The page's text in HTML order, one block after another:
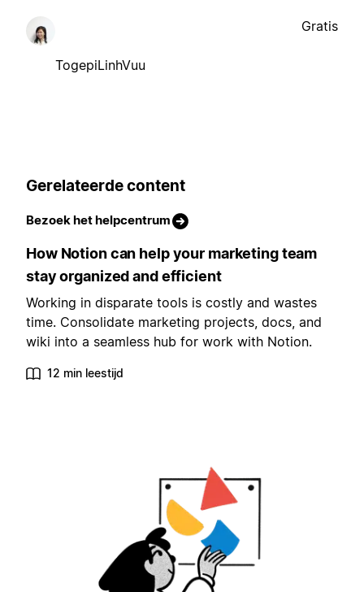
TogepiLinhVuu
Gratis
Gerelateerde content
Bezoek het helpcentrum
How Notion can help your marketing team
stay organized and efficient
Working in disparate tools is costly and wastes
time. Consolidate marketing projects, docs, and
wiki into a seamless hub for work with Notion.
12 min leestijd